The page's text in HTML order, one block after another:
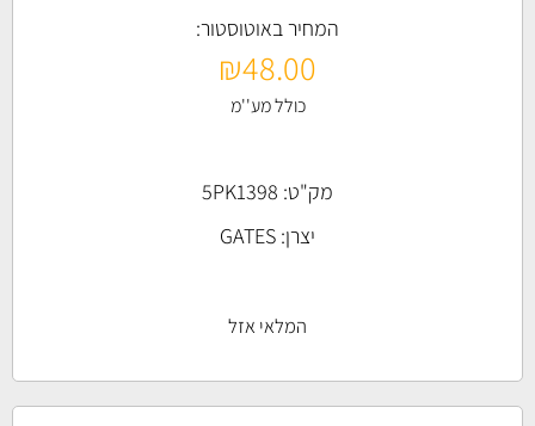
המחיר באוטוסטור:
₪48.00
כולל מע''מ
מק"ט: 5PK1398
יצרן: GATES
המלאי אזל